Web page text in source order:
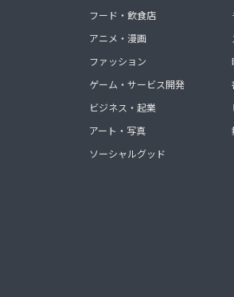
フード・飲食店
アニメ・漫画
ファッション
ゲーム・サービス開発
ビジネス・起業
アート・写真
ソーシャルグッド